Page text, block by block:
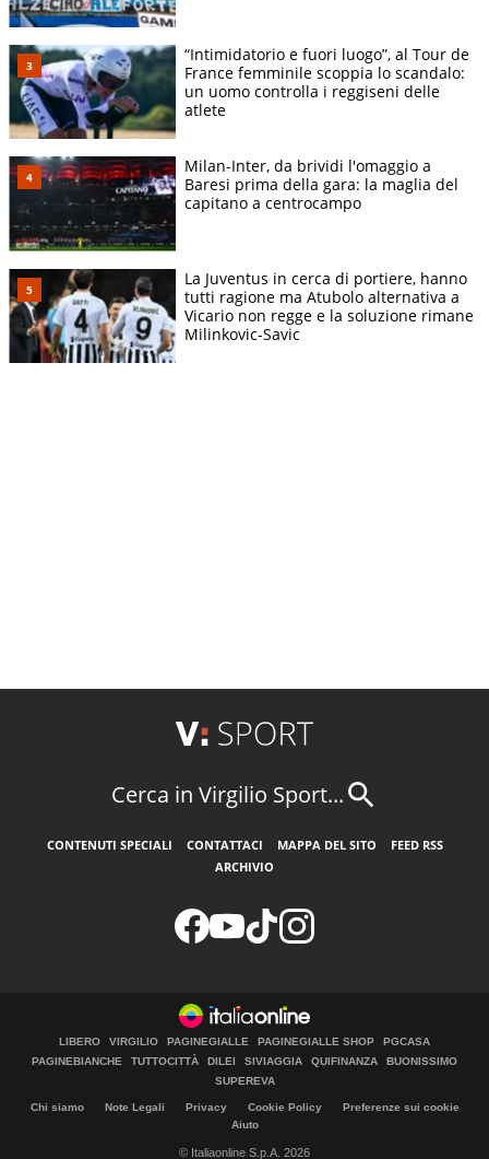
“Intimidatorio e fuori luogo”, al Tour de
France femminile scoppia lo scandalo:
un uomo controlla i reggiseni delle
atlete
Milan-Inter, da brividi l'omaggio a
Baresi prima della gara: la maglia del
capitano a centrocampo
La Juventus in cerca di portiere, hanno
tutti ragione ma Atubolo alternativa a
Vicario non regge e la soluzione rimane
Milinkovic-Savic
Cerca in Virgilio Sport...
CONTENUTI SPECIALI CONTATTACI MAPPA DEL SITO
FEED RSS
ARCHIVIO
LIBERO VIRGILIO PAGINEGIALLE PAGINEGIALLE SHOP
PGCASA
PAGINEBIANCHE
TUTTOCITTÀ DILEI SIVIAGGIA QUIFINANZA
BUONISSIMO
SUPEREVA
Chi siamo Note Legali Privacy Cookie Policy
Preferenze sui cookie
Aiuto
© Italiaonline S.p.A. 2026